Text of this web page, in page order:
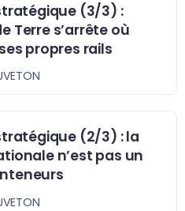
(3/3) :
Terre s’arrête où
propres rails
(2/3) : la
n’est pas un